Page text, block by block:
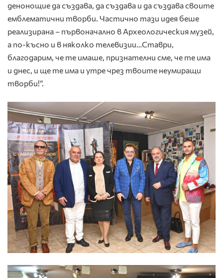
денонощие да създава, да създава и да създава своите
емблематични творби. Частично тази идея беше
реализирана – първоначално в Археологическия музей,
а по-късно и в няколко телевизии…Ставри,
благодарим, че те имаше, признателни сме, че те има
и днес, и ще те има и утре чрез твоите неумиращи
творби!“.